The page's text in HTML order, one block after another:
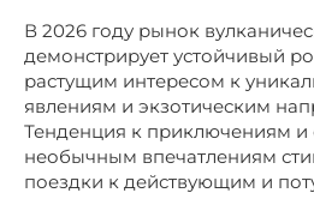
В 2026 году рынок
демонстрирует устойчивый
растущим интересом к
явлениям и экзотическим
Тенденция к приключениям и
необычным впечатлениям
поездки к действующим и